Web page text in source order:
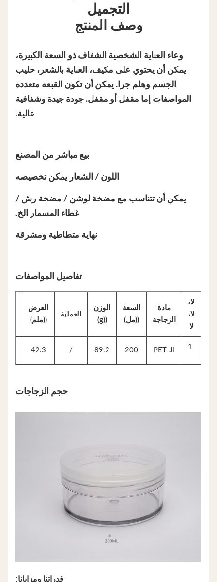
التجميل
وصف المنتج
وعاء العناية الشخصية الشفاف ذو السعة الكبيرة،
يمكن أن يحتوي على مكيف، العناية بالشعر، حليب
الجسم وهلم جرا. يمكن أن تكون القبعة متعددة
المواصفات إما مقفل أو مقفل. جودة جيدة وشفافية
عالية.
بيع مباشر من المصنع
اللون / الشعار يمكن تخصيصه
يمكن أن تتناسب مع مضخة لوشن / مضخة رش /
غطاء المسمار الخ.
‬ نهاية متطاطية ومشرقة
تفاصيل المواصفات
الزجاجة
((مل)
الوزن
العملية
العرض
((ملم)
الطول
((ملم)
الـ PET 100.7
حجم الزجاجات
قدراتنا ومزايانا: